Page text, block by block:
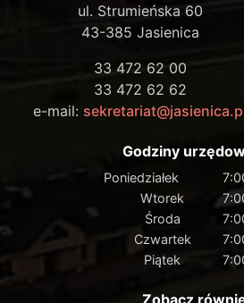
ul. Strumieńska 60
43-385 Jasienica
33 472 62 00
33 472 62 62
e-mail:
Godziny
Poniedziałek
Wtorek
Środa
Czwartek
Piątek
Zobacz